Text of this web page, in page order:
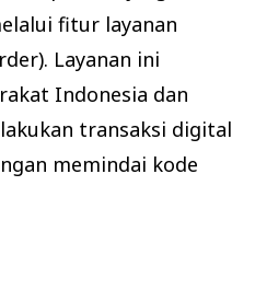
fitur layanan
Layanan ini
Indonesia dan
transaksi digital
memindai kode